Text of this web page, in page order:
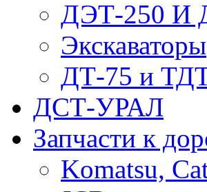
ДЭТ-250 И
Экскаваторы
ДТ-75 и
ДСТ-УРАЛ
Запчасти к
Komatsu,